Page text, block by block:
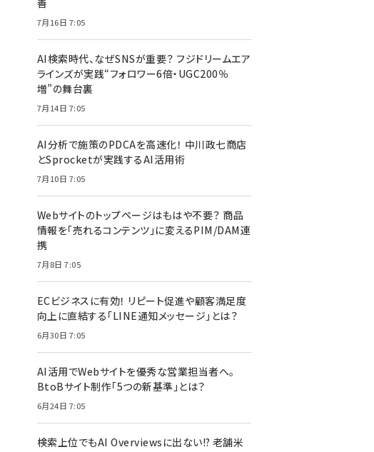
善
7月16日 7:05
AI検索時代、なぜSNSが重要？ フジドリームエア
ラインズが実践“フォロワー6倍・UGC200％
増”の舞台裏
7月14日 7:05
AI分析で施策のPDCAを高速化！ 中川政七商店
とSprocketが実践するAI活用術
7月10日 7:05
Webサイトのトップページはもはや不要？ 商品
情報を「売れるコンテンツ」に変えるPIM/DAM連
携
7月8日 7:05
ECビジネスに有効！ リピート促進や顧客満足度
向上に直結する「LINE通知メッセージ」とは？
6月30日 7:05
AI活用でWebサイトを優秀な営業担当者へ。
BtoBサイト制作「5つの新基準」とは？
6月24日 7:05
検索上位でもAI Overviewsに出ない!? 老舗米